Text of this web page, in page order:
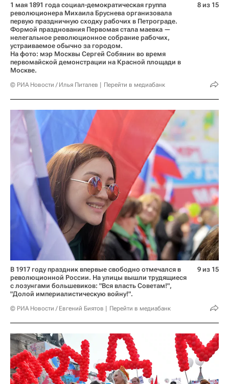
1 мая 1891 года социал-демократическая группа
революционера Михаила Бруснева организовала
первую праздничную сходку рабочих в Петрограде.
Формой празднования Первомая стала маевка —
нелегальное революционное собрание рабочих,
устраиваемое обычно за городом.
На фото: мэр Москвы Сергей Собянин во время
первомайской демонстрации на Красной площади в
Москве.
© РИА Новости / Илья Питалев Перейти в медиабанк
8 из 15
В 1917 году праздник впервые свободно отмечался в
революционной России. На улицы вышли трудящиеся
с лозунгами большевиков: "Вся власть Советам!",
"Долой империалистическую войну!".
© РИА Новости / Евгений Биятов Перейти в медиабанк
9 из 15